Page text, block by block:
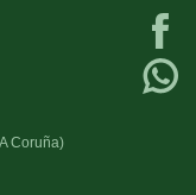
Coruña)